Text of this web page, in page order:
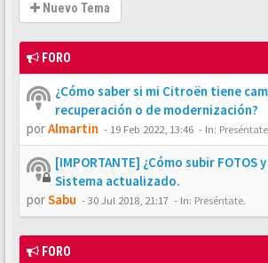
Nuevo Tema
FORO
¿Cómo saber si mi Citroën tiene
recuperación o de modernización?
porAlmartin - 19 Feb 2022, 13:46 - In:
[IMPORTANTE] ¿Cómo subir FOTOS y
Sistema actualizado.
porSabu -30 Jul 2018, 21:17 - In: Preséntate.
FORO